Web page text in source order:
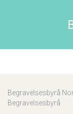
Begravelsesbyrå
Begravelsesbyrå